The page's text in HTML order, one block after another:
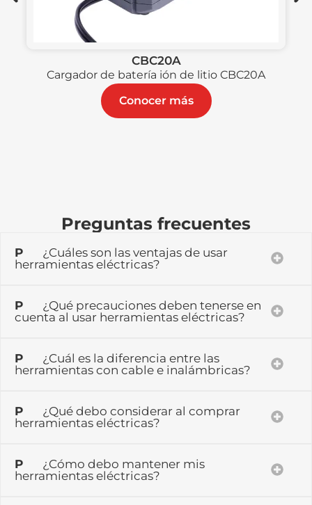
CBC20A
Cargador de batería ión de litio CBC20A
Conocer más
Preguntas frecuentes
P ¿Cuáles son las ventajas de usar
herramientas eléctricas?
P ¿Qué precauciones deben tenerse en
cuenta al usar herramientas eléctricas?
P ¿Cuál es la diferencia entre las
herramientas con cable e inalámbricas?
P ¿Qué debo considerar al comprar
herramientas eléctricas?
P ¿Cómo debo mantener mis
herramientas eléctricas?